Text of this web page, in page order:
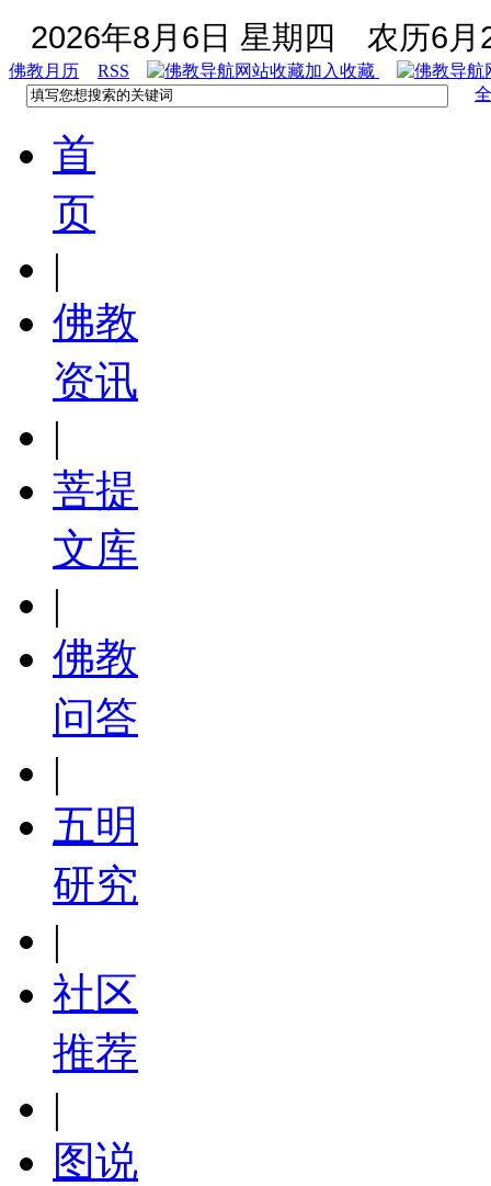
2026年8月6日 星期四 农历6月
佛教月历 RSS
加入收藏
首
页
|
佛教
资讯
|
菩提
文库
|
佛教
问答
|
五明
研究
|
社区
推荐
|
图说